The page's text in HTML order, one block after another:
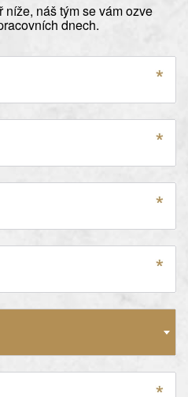
náš tým se vám ozve
dnech.